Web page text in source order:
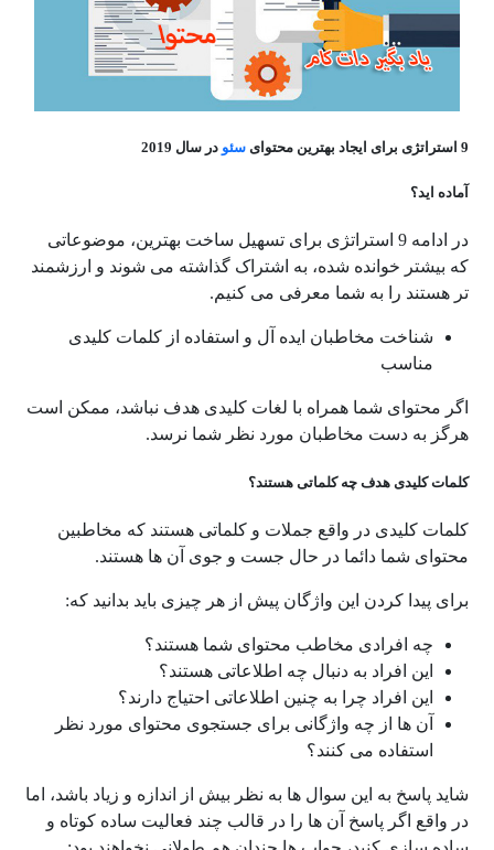
9 استراتژی برای ایجاد بهترین محتوای سئو در سال 2019
آماده اید؟
در ادامه 9 استراتژی برای تسهیل ساخت بهترین، موضوعاتی
که بیشتر خوانده شده، به اشتراک گذاشته می شوند و ارزشمند
تر هستند را به شما معرفی می کنیم.
شناخت مخاطبان ایده آل و استفاده از کلمات کلیدی
مناسب
اگر محتوای شما همراه با لغات کلیدی هدف نباشد، ممکن است
هرگز به دست مخاطبان مورد نظر شما نرسد.
کلمات کلیدی هدف چه کلماتی هستند؟
کلمات کلیدی در واقع جملات و کلماتی هستند که مخاطبین
محتوای شما دائما در حال جست و جوی آن ها هستند.
برای پیدا کردن این واژگان پیش از هر چیزی باید بدانید که:
چه افرادی مخاطب محتوای شما هستند؟
این افراد به دنبال چه اطلاعاتی هستند؟
این افراد چرا به چنین اطلاعاتی احتیاج دارند؟
آن ها از چه واژگانی برای جستجوی محتوای مورد نظر
استفاده می کنند؟
شاید پاسخ به این سوال ها به نظر بیش از اندازه و زیاد باشد، اما
در واقع اگر پاسخ آن ها را در قالب چند فعالیت ساده کوتاه و